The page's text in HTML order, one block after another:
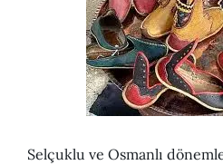
Selçuklu ve Osmanlı